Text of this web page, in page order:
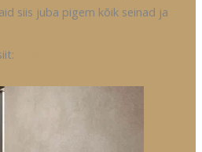
siis juba pigem kõik seinad ja